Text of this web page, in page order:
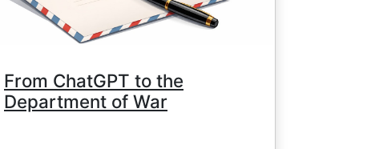
From ChatGPT to the
Department of War